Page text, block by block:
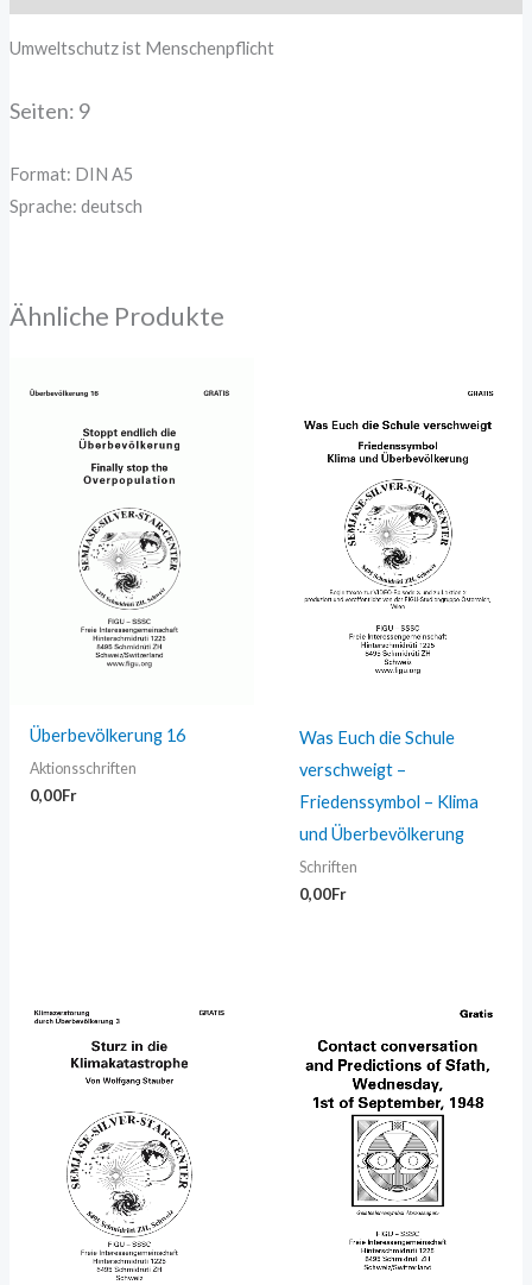
Umweltschutz ist Menschenpflicht
Seiten: 9
Format: DIN A5
Sprache: deutsch
Ähnliche Produkte
Überbevölkerung 16
Aktionsschriften
0,00Fr
Was Euch die Schule
verschweigt –
Friedenssymbol – Klima
und Überbevölkerung
Schriften
0,00Fr